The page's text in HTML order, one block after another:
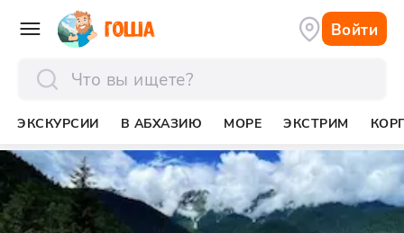
Войти
ЭКСКУРСИИ В АБХАЗИЮ МОРЕ ЭКСТРИМ